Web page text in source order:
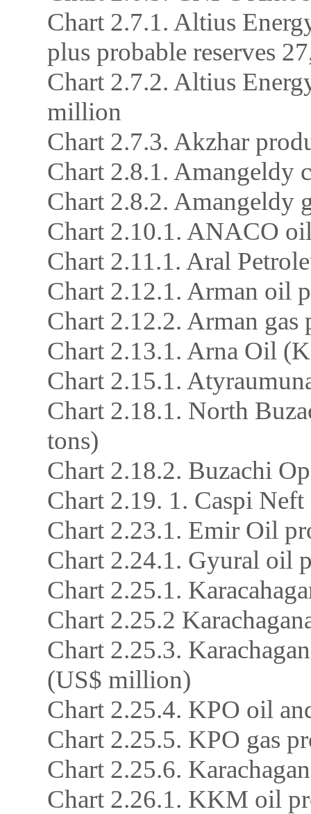
Chart 2.7.1. Altius
plus probable reserves
Chart 2.7.2. Altius
million
Chart 2.7.3. Akzhar
Chart 2.8.1. Amangeldy
Chart 2.8.2. Amangeldy
Chart 2.10.1. ANACO
Chart 2.11.1. Aral
Chart 2.12.1. Arman oil
Chart 2.12.2. Arman
Chart 2.13.1. Arna Oil
Chart 2.15.1.
Chart 2.18.1. North
tons)
Chart 2.18.2. Buzachi
Chart 2.19. 1. Caspi
Chart 2.23.1. Emir Oil
Chart 2.24.1. Gyural oil
Chart 2.25.1.
Chart 2.25.2
Chart 2.25.3.
(US$ million)
Chart 2.25.4. KPO oil
Chart 2.25.5. KPO gas
Chart 2.25.6.
Chart 2.26.1. KKM oil